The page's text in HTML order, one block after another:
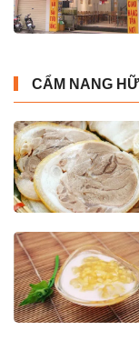
CẨM NANG